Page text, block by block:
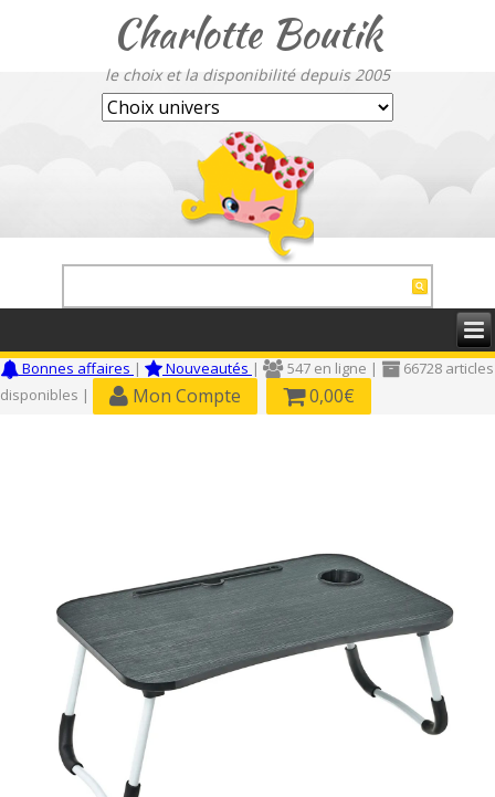
Charlotte Boutik
le choix et la disponibilité depuis 2005
Bonnes affaires | Nouveautés | 547 en ligne |
66728 articles
disponibles |
Mon Compte 0,00€